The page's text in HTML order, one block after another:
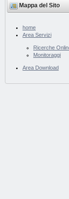
Mappa del Sito
home
Area Servizi
Ricerche
Monitoraggi
Area Download